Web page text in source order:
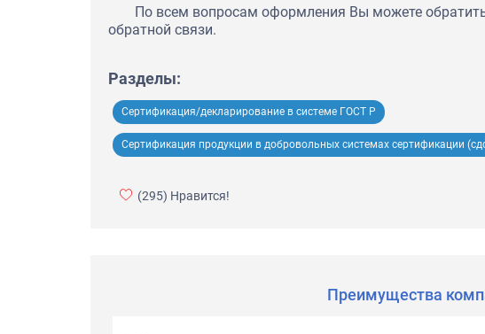
По всем вопросам оформления Вы можете
обратной связи.
Разделы:
Сертификация/декларирование в системе ГОСТ Р
Сертификация продукции в добровольных системах сертификации
(295) Нравится!
Преимущества